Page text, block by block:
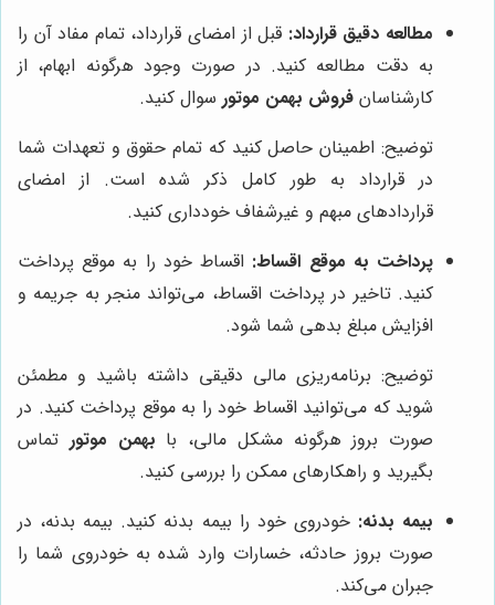
مطالعه دقیق قرارداد: قبل از امضای قرارداد، تمام مفاد آن را
به دقت مطالعه کنید. در صورت وجود هرگونه ابهام، از
کارشناسان فروش بهمن موتور سوال کنید.
توضیح: اطمینان حاصل کنید که تمام حقوق و تعهدات شما
در قرارداد به طور کامل ذکر شده است. از امضای
قراردادهای مبهم و غیرشفاف خودداری کنید.
پرداخت به موقع اقساط: اقساط خود را به موقع پرداخت
کنید. تاخیر در پرداخت اقساط، می‌تواند منجر به جریمه و
افزایش مبلغ بدهی شما شود.
توضیح: برنامه‌ریزی مالی دقیقی داشته باشید و مطمئن
شوید که می‌توانید اقساط خود را به موقع پرداخت کنید. در
صورت بروز هرگونه مشکل مالی، با بهمن موتور تماس
بگیرید و راهکارهای ممکن را بررسی کنید.
بیمه بدنه: خودروی خود را بیمه بدنه کنید. بیمه بدنه، در
صورت بروز حادثه، خسارات وارد شده به خودروی شما را
جبران می‌کند.